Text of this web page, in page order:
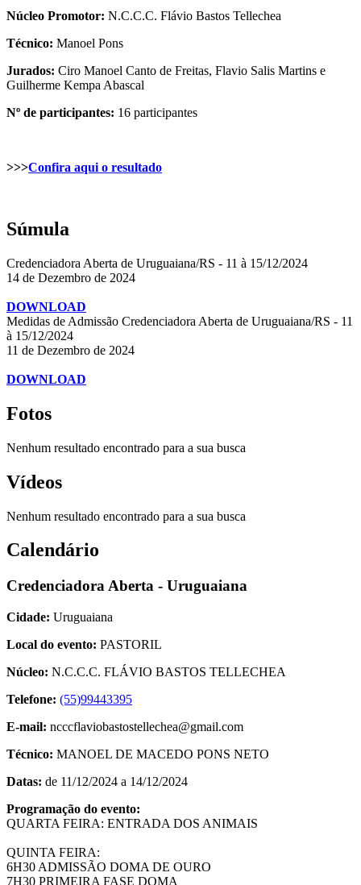
Núcleo Promotor: N.C.C.C. Flávio Bastos Tellechea
Técnico: Manoel Pons
Jurados: Ciro Manoel Canto de Freitas, Flavio Salis Martins e
Guilherme Kempa Abascal
Nº de participantes: 16 participantes
>>>Confira aqui o resultado
Súmula
Credenciadora Aberta de Uruguaiana/RS - 11 à 15/12/2024
14 de Dezembro de 2024
DOWNLOAD
Medidas de Admissão Credenciadora Aberta de Uruguaiana/RS - 11
à 15/12/2024
11 de Dezembro de 2024
DOWNLOAD
Fotos
Nenhum resultado encontrado para a sua busca
Vídeos
Nenhum resultado encontrado para a sua busca
Calendário
Credenciadora Aberta - Uruguaiana
Cidade: Uruguaiana
Local do evento: PASTORIL
Núcleo: N.C.C.C. FLÁVIO BASTOS TELLECHEA
Telefone: (55)99443395
E-mail: ncccflaviobastostellechea@gmail.com
Técnico: MANOEL DE MACEDO PONS NETO
Datas: de 11/12/2024 a 14/12/2024
Programação do evento:
QUARTA FEIRA: ENTRADA DOS ANIMAIS
QUINTA FEIRA:
6H30 ADMISSÃO DOMA DE OURO
7H30 PRIMEIRA FASE DOMA